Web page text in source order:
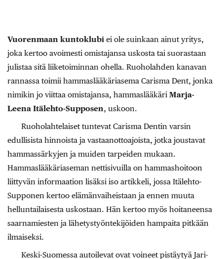
Vuorenmaan kuntoklubi ei ole suinkaan ainut yritys,
joka kertoo avoimesti omistajansa uskosta tai suorastaan
julistaa sitä liiketoiminnan ohella. Ruoholahden kanavan
rannassa toimii hammaslääkäriasema Carisma Dent, jonka
nimikin jo viittaa omistajansa, hammaslääkäri Marja-
Leena Itälehto-Supposen, uskoon.
Ruoholahtelaiset tuntevat Carisma Dentin varsin
edullisista hinnoista ja vastaanottoajoista, jotka joustavat
hammassärkyjen ja muiden tarpeiden mukaan.
Hammaslääkäriaseman nettisivuilla on hammashoitoon
liittyvän informaation lisäksi iso artikkeli, jossa Itälehto-
Supponen kertoo elämänvaiheistaan ja ennen muuta
helluntailaisesta uskostaan. Hän kertoo myös hoitaneensa
saarnamiesten ja lähetystyöntekijöiden hampaita pitkään
ilmaiseksi.
Keski-Suomessa autoilevat ovat voineet pistäytyä Jari-